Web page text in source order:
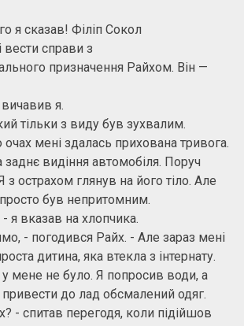
я сказав! Філіп Сокол
вести справи з
призначення Райхом. Він —
я.
тільки з виду був зухвалим.
очах мені здалась прихована тривога.
видіння автомобіля. Поруч
з острахом глянув на його тіло. Але
був непритомним.
вказав на хлопчика.
- погодився Райх. - Але зараз мені
дитина, яка втекла з інтернату.
мене не було. Я попросив води, а
до лад обсмалений одяг.
- спитав перегодя, коли підійшов